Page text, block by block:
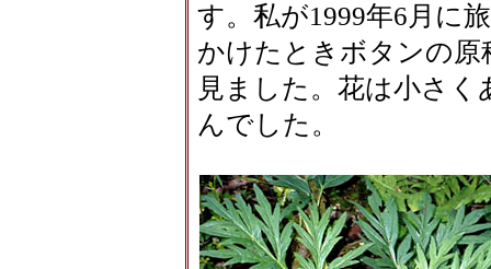
す。私が1999年6月に
かけたときボタンの
見ました。花は小さ
んでした。